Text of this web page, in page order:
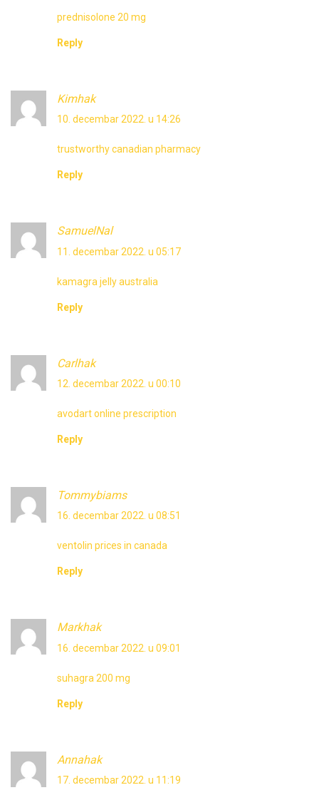
prednisolone 20 mg
Reply
Kimhak
10. decembar 2022. u 14:26
trustworthy canadian pharmacy
Reply
SamuelNal
11. decembar 2022. u 05:17
kamagra jelly australia
Reply
Carlhak
12. decembar 2022. u 00:10
avodart online prescription
Reply
Tommybiams
16. decembar 2022. u 08:51
ventolin prices in canada
Reply
Markhak
16. decembar 2022. u 09:01
suhagra 200 mg
Reply
Annahak
17. decembar 2022. u 11:19